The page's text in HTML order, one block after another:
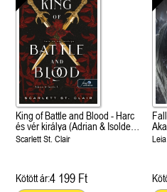
King of Battle and Blood - Harc
és vér királya (Adrian & Isolde
1.)
Scarlett St. Clair
Kötött ár:4 199 Ft